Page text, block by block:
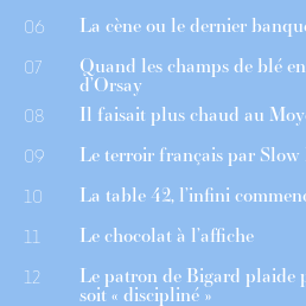
06 La cène ou le dernier
07 Quand les champs de blé
d’Orsay
08 Il faisait plus chaud au
09 Le terroir français par Slow
10 La table 42, l’infini
11 Le chocolat à l’affiche
12 Le patron de Bigard plaide
soit « discipliné »